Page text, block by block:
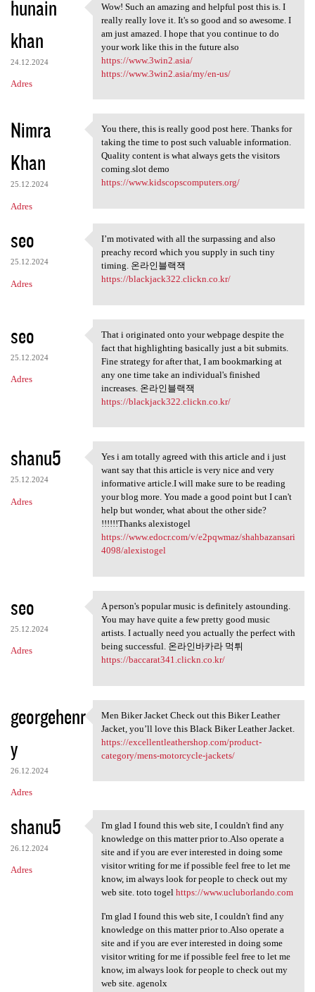
hunain
khan
24.12.2024
Adres
Wow! Such an amazing and
Wow! Such an amazing and helpful post this is. I
really really love it. It's so good and so awesome. I
am just amazed. I hope that you continue to do
your work like this in the future also
https://www.3win2.asia/
https://www.3win2.asia/my/en-us/
Nimra
Khan
25.12.2024
Adres
You there, this is really
You there, this is really good post here. Thanks for
taking the time to post such valuable information.
Quality content is what always gets the visitors
coming.slot demo
https://www.kidscopscomputers.org/
seo
25.12.2024
Adres
I’m motivated with all the
I’m motivated with all the surpassing and also
preachy record which you supply in such tiny
timing. 온라인블랙잭
https://blackjack322.clickn.co.kr/
seo
25.12.2024
Adres
That i originated onto your
That i originated onto your webpage despite the
fact that highlighting basically just a bit submits.
Fine strategy for after that, I am bookmarking at
any one time take an individual's finished
increases. 온라인블랙잭
https://blackjack322.clickn.co.kr/
shanu5
25.12.2024
Adres
Yes i am totally agreed with
Yes i am totally agreed with this article and i just
want say that this article is very nice and very
informative article.I will make sure to be reading
your blog more. You made a good point but I can't
help but wonder, what about the other side?
!!!!!!Thanks alexistogel
https://www.edocr.com/v/e2pqwmaz/shahbazansari
4098/alexistogel
seo
25.12.2024
Adres
A person's popular music is
A person's popular music is definitely astounding.
You may have quite a few pretty good music
artists. I actually need you actually the perfect with
being successful. 온라인바카라 먹튀
https://baccarat341.clickn.co.kr/
georgehenr
y
26.12.2024
Adres
Men Biker Jacket Check out
Men Biker Jacket Check out this Biker Leather
Jacket, you’ll love this Black Biker Leather Jacket.
https://excellentleathershop.com/product-
category/mens-motorcycle-jackets/
shanu5
26.12.2024
Adres
I'm glad I found this web
I'm glad I found this web site, I couldn't find any
knowledge on this matter prior to.Also operate a
site and if you are ever interested in doing some
visitor writing for me if possible feel free to let me
know, im always look for people to check out my
web site. toto togel https://www.ucluborlando.com
I'm glad I found this web site, I couldn't find any
knowledge on this matter prior to.Also operate a
site and if you are ever interested in doing some
visitor writing for me if possible feel free to let me
know, im always look for people to check out my
web site. agenolx